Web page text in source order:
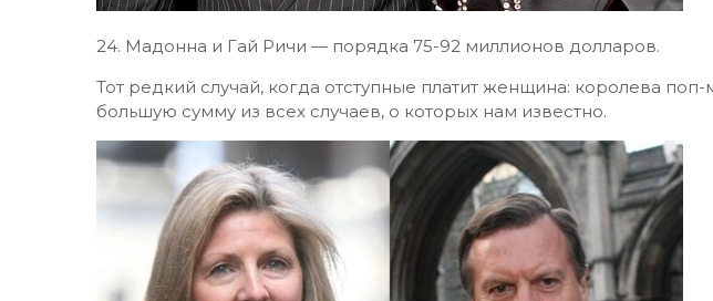
24.​ Мадонна и Гай Ричи — порядка 75-92 миллионов долларов.
Тот редкий случай, когда отступные платит женщина: королева
большую сумму из всех случаев, о которых нам известно.